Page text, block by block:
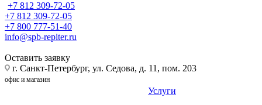
+7 812 309-72-05
+7 812 309-72-05
+7 800 777-51-40
info@spb-repiter.ru
Оставить заявку
г. Санкт-Петербург, ул. Седова, д. 11, пом. 203
офис и магазин
Услуги